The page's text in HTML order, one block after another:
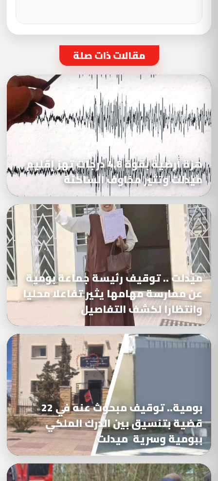
مقالات ذات صلة
هزة أرضية بقوة 4.8 درجات تهز إقليم
ميدلت وتثير مخاوف الساكنة
ميدلت .. توقيف رئيسة جماعة بومية
عن ممارسة مهامها يثير تفاعلا محليا
وانتظارا لكشف التفاصيل
بومية.. توقيف مبحوث عنه في 22
قضية بتنسيق بين الدرك الملكي
ببومية وسرية ميدلت